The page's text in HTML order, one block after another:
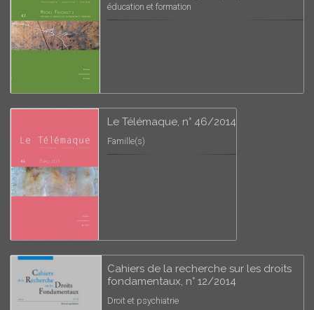
éducation et formation
Le Télémaque, n° 46/2014
Famille(s)
Cahiers de la recherche sur les droits
fondamentaux, n° 12/2014
Droit et psychiatrie